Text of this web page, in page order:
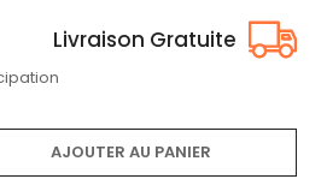
Livraison Gratuite
AJOUTER AU PANIER